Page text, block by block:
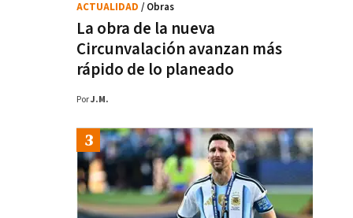
La obra de la nueva
Circunvalación avanzan más
rápido de lo planeado
ACTUALIDAD / Obras
PorJ.M.